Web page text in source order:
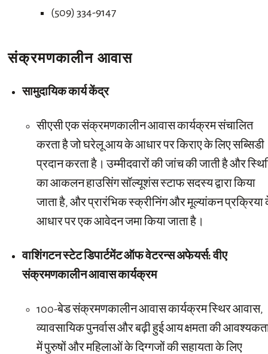
(509) 334-9147
संक्रमणकालीन आवास
सामुदायिक कार्य केंद्र
सीएसी एक संक्रमणकालीन आवास कार्यक्रम संचालित
करता है जो घरेलू आय के आधार पर किराए के लिए सब्सिडी
प्रदान करता है। उम्मीदवारों की जांच की जाती है और
का आकलन हाउसिंग सॉल्यूशंस स्टाफ सदस्य द्वारा किया
जाता है, और प्रारंभिक स्क्रीनिंग और मूल्यांकन प्रक्रिया
आधार पर एक आवेदन जमा किया जाता है।
वाशिंगटन स्टेट डिपार्टमेंट ऑफ वेटरन्स अफेयर्स: वीए
संक्रमणकालीन आवास कार्यक्रम
100-बेड संक्रमणकालीन आवास कार्यक्रम स्थिर आवास,
व्यावसायिक पुनर्वास और बढ़ी हुई आय क्षमता की
में पुरुषों और महिलाओं के दिग्गजों की सहायता के लिए